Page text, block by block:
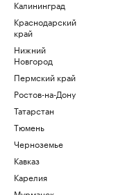
Калининград
Краснодарский
край
Нижний
Новгород
Пермский край
Ростов-на-Дону
Татарстан
Тюмень
Черноземье
Кавказ
Карелия